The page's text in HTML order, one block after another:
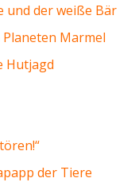
und der weiße Bär
Marmel
Hutjagd
der Tiere